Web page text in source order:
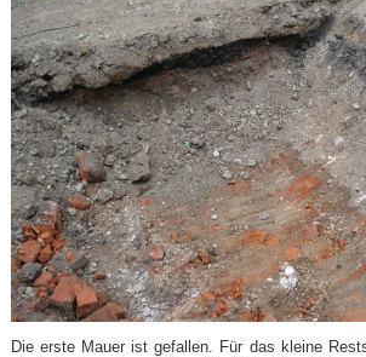
Die erste Mauer ist gefallen. Für das kleine